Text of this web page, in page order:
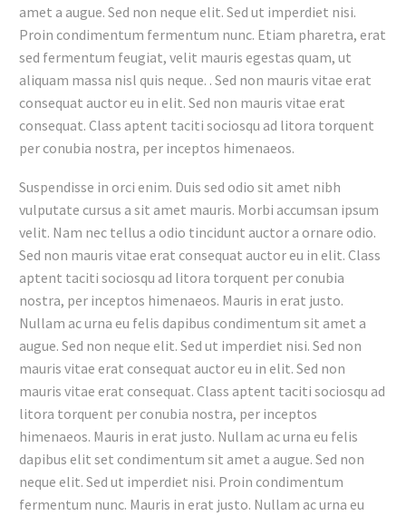
amet a augue. Sed non neque elit. Sed ut imperdiet nisi.
Proin condimentum fermentum nunc. Etiam pharetra, erat
sed fermentum feugiat, velit mauris egestas quam, ut
aliquam massa nisl quis neque. . Sed non mauris vitae erat
consequat auctor eu in elit. Sed non mauris vitae erat
consequat. Class aptent taciti sociosqu ad litora torquent
per conubia nostra, per inceptos himenaeos.
Suspendisse in orci enim. Duis sed odio sit amet nibh
vulputate cursus a sit amet mauris. Morbi accumsan ipsum
velit. Nam nec tellus a odio tincidunt auctor a ornare odio.
Sed non mauris vitae erat consequat auctor eu in elit. Class
aptent taciti sociosqu ad litora torquent per conubia
nostra, per inceptos himenaeos. Mauris in erat justo.
Nullam ac urna eu felis dapibus condimentum sit amet a
augue. Sed non neque elit. Sed ut imperdiet nisi. Sed non
mauris vitae erat consequat auctor eu in elit. Sed non
mauris vitae erat consequat. Class aptent taciti sociosqu ad
litora torquent per conubia nostra, per inceptos
himenaeos. Mauris in erat justo. Nullam ac urna eu felis
dapibus elit set condimentum sit amet a augue. Sed non
neque elit. Sed ut imperdiet nisi. Proin condimentum
fermentum nunc. Mauris in erat justo. Nullam ac urna eu